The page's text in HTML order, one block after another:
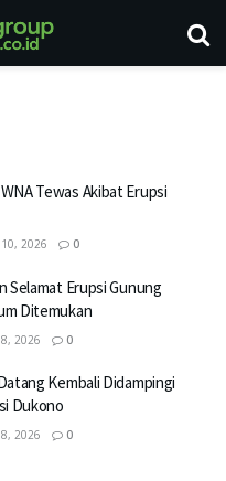
Tewas Akibat Erupsi
10, 2026 0
Selamat Erupsi Gunung
Ditemukan
8, 2026 0
Kembali Didampingi
Dukono
8, 2026 0